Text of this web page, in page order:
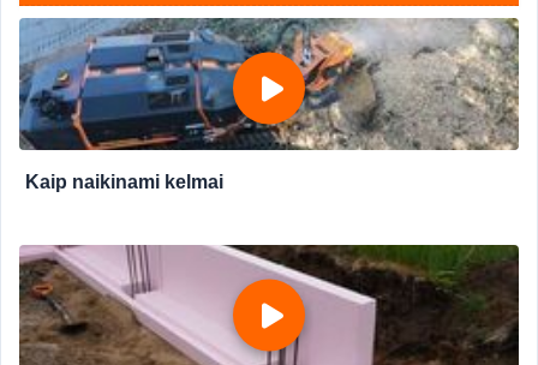
Kaip naikinami kelmai